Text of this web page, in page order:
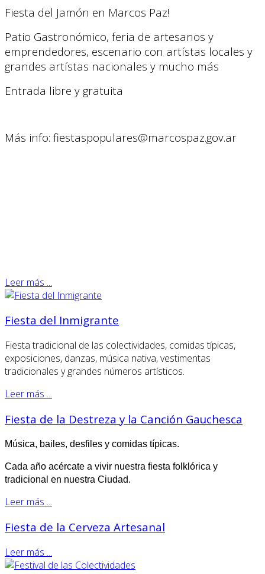
Fiesta del Jamón en Marcos Paz!
Patio Gastronómico, feria de artesanos y
emprendedores, escenario con artístas locales y
grandes artístas nacionales y mucho más
Entrada libre y gratuita
Más info: fiestaspopulares@marcospaz.gov.ar
Leer más ...
Fiesta del Inmigrante
Fiesta tradicional de las colectividades, comidas típicas,
exposiciones, danzas, música nativa, vestimentas
tradicionales y grandes números artísticos.
Leer más ...
Fiesta de la Destreza y la Canción Gauchesca
Música, bailes, desfiles y comidas típicas.
Cada año acércate a vivir nuestra fiesta folklórica y
tradicional en nuestra Ciudad.
Leer más ...
Fiesta de la Cerveza Artesanal
Leer más ...